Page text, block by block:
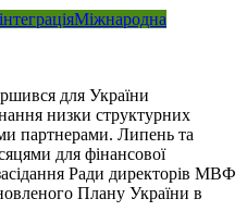
Міжнародна
для України
низки структурних
партнерами. Липень та
для фінансової
Ради директорів МВФ
Плану України в